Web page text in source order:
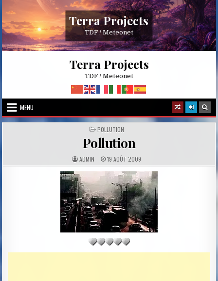
content
Terra Projects
TDF / Meteonet
Terra Projects
TDF / Meteonet
MENU
POSTED
IN
POLLUTION
Pollution
A
U
T
H
O
R
:
ADMIN P
U
B
H
E
D
D
:
19 AOÛT 2009